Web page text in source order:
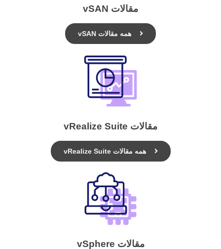
مقالات vSAN
همه مقالات vSAN
مقالات vRealize Suite
همه مقالات vRealize Suite
مقالات vSphere